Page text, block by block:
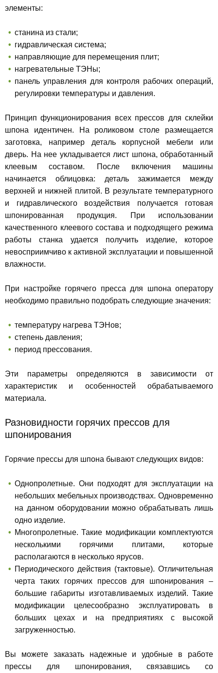
элементы:
станина из стали;
гидравлическая система;
направляющие для перемещения плит;
нагревательные ТЭНы;
панель управления для контроля рабочих операций,
регулировки температуры и давления.
Принцип функционирования всех прессов для склейки
шпона идентичен. На роликовом столе размещается
заготовка, например деталь корпусной мебели или
дверь. На нее укладывается лист шпона, обработанный
клеевым составом. После включения машины
начинается облицовка: деталь зажимается между
верхней и нижней плитой. В результате температурного
и гидравлического воздействия получается готовая
шпонированная продукция. При использовании
качественного клеевого состава и подходящего режима
работы станка удается получить изделие, которое
невосприимчиво к активной эксплуатации и повышенной
влажности.
При настройке горячего пресса для шпона оператору
необходимо правильно подобрать следующие значения:
температуру нагрева ТЭНов;
степень давления;
период прессования.
Эти параметры определяются в зависимости от
характеристик и особенностей обрабатываемого
материала.
Разновидности горячих прессов для
шпонирования
Горячие прессы для шпона бывают следующих видов:
Однопролетные. Они подходят для эксплуатации на
небольших мебельных производствах. Одновременно
на данном оборудовании можно обрабатывать лишь
одно изделие.
Многопролетные. Такие модификации комплектуются
несколькими горячими плитами, которые
располагаются в несколько ярусов.
Периодического действия (тактовые). Отличительная
черта таких горячих прессов для шпонирования –
большие габариты изготавливаемых изделий. Такие
модификации целесообразно эксплуатировать в
больших цехах и на предприятиях с высокой
загруженностью.
Вы можете заказать надежные и удобные в работе
прессы для шпонирования, связавшись со